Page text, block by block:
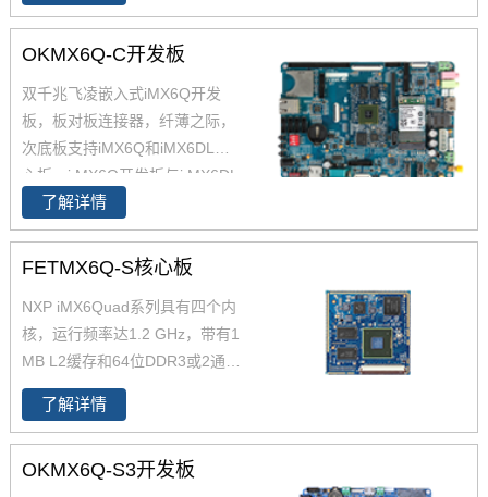
业级核心板，欢迎采购。 i.MX6
Q核心板基于NXP（原Freescal
处理器设计，核心板小尺寸核心
板搭配独特的薄款连接器，让设
计随心所欲！
OKMX6Q-C开发板
双千兆飞凌嵌入式iMX6Q开发
板，板对板连接器，纤薄之际，
次底板支持iMX6Q和iMX6DL核
心板。i.MX6Q开发板与i.MX6DL
开发板资源丰富，原理图、PC
B、软件资源、硬件资源下载，
技术支持等。欢迎选购
了解详情
FETMX6Q-S核心板
NXP iMX6Quad系列具有四个内
核，运行频率达1.2 GHz，带有1
MB L2缓存和64位DDR3或2通
道、32位LPDDR2支持。飞凌提
供商业级iMX6Q核心板,工业级iM
X6Q核心板,兼容一同底板。具有
抗震,抗氧化,抗干扰,更快速升级
了解详情
OKMX6Q-S3开发板